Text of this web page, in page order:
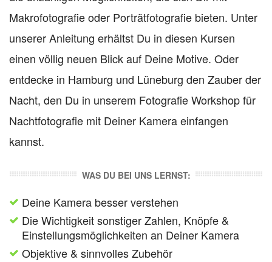
Makrofotografie oder Porträtfotografie bieten. Unter
unserer Anleitung erhältst Du in diesen Kursen
einen völlig neuen Blick auf Deine Motive. Oder
entdecke in Hamburg und Lüneburg den Zauber der
Nacht, den Du in unserem Fotografie Workshop für
Nachtfotografie mit Deiner Kamera einfangen
kannst.
WAS DU BEI UNS LERNST:
Deine Kamera besser verstehen
Die Wichtigkeit sonstiger Zahlen, Knöpfe &
Einstellungsmöglichkeiten an Deiner Kamera
Objektive & sinnvolles Zubehör